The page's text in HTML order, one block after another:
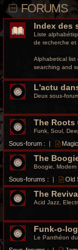
FORUMS
Index des
Liste
de recherche et
Alphabetical list
searching and
L'actu
Deux sous-
The Roots
Funk, Soul,
Sous-forum : |
The Boogie
Boogie, Modern
Sous-forums : | Old
The
Acid Jazz,
Funk-o-
Le Panthéon